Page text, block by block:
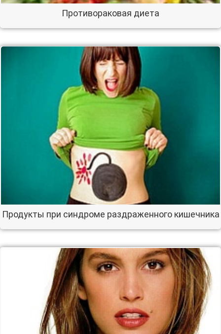
Противораковая диета
Продукты при синдроме раздраженного кишечника